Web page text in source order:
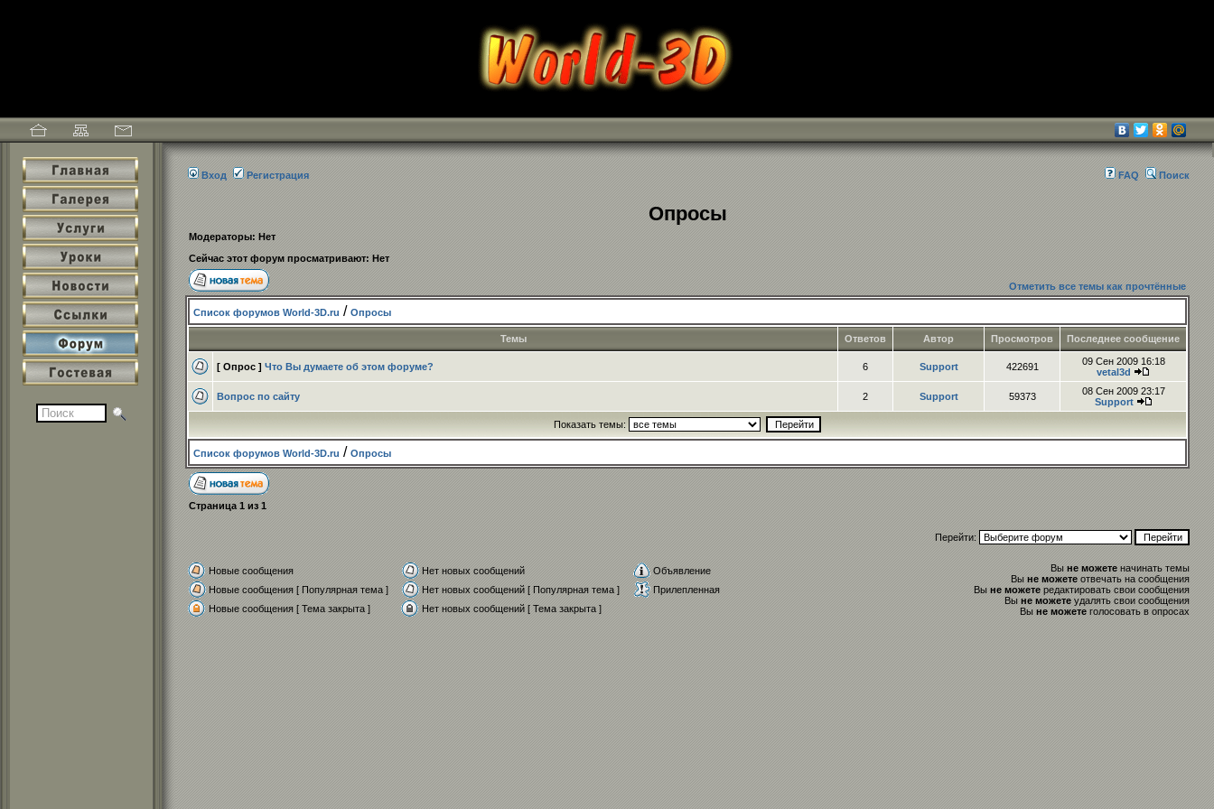
Вход Регистрация FAQ Поиск
Опросы
Модераторы: Нет
Сейчас этот форум просматривают: Нет
Отметить все темы как прочтённые
Список форумов World-3D.ru / Опросы
Темы Ответов Автор Просмотров Последнее сообщение
[ Опрос ] Что Вы думаете об этом форуме? 6 Support 422691
09 Сен 2009 16:18
vetal3d
Вопрос по сайту 2 Support 59373
08 Сен 2009 23:17
Support
Показать темы:
Список форумов World-3D.ru / Опросы
Страница 1 из 1
Перейти:
Новые сообщения Нет новых сообщений
Объявление
Новые сообщения [ Популярная тема ]
Нет новых сообщений [ Популярная тема ]
Прилепленная
Новые сообщения [ Тема закрыта ]
Нет новых сообщений [ Тема закрыта ]
Вы не можете начинать темы
Вы не можете отвечать на сообщения
Вы не можете редактировать свои сообщения
Вы не можете удалять свои сообщения
Вы не можете голосовать в опросах